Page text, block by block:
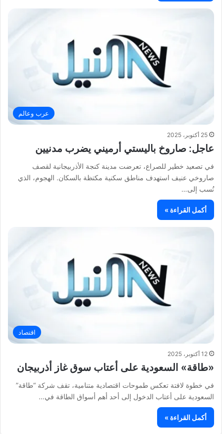
عرب وعالم
25 أكتوبر، 2025
عاجل: صاروخ باليستي أرميني يضرب مدنيين
في تصعيد خطير للصراع، تعرضت مدينة كنجة الأذربيجانية لقصف
صاروخي عنيف استهدف مناطق سكنية مكتظة بالسكان. الهجوم، الذي
نُسب إلى…
أكمل القراءة »
اقتصاد
12 أكتوبر، 2025
«طاقة» السعودية على أعتاب سوق غاز أذربيجان
في خطوة لافتة تعكس طموحات اقتصادية متنامية، تقف شركة “طاقة”
السعودية على أعتاب الدخول إلى أحد أهم أسواق الطاقة في…
أكمل القراءة »